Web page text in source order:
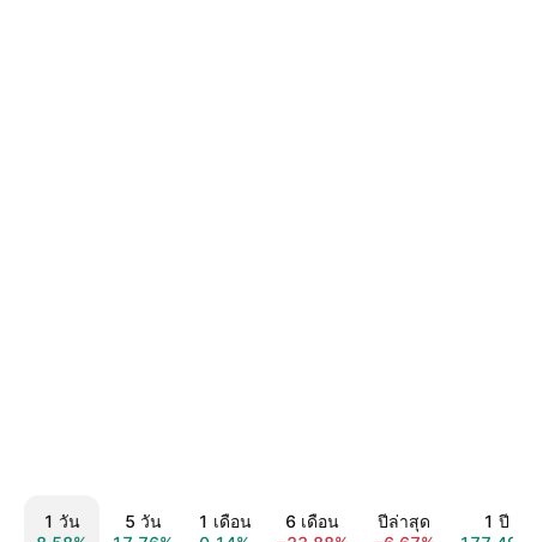
1 วัน
5 วัน
1 เดือน
6 เดือน
ปีล่าสุด
1 ปี